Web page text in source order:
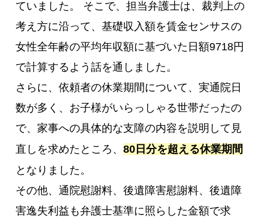
ていました。 そこで、担当弁護士は、裁判上の
考え方に沿って、基礎収入額を賃金センサスの
女性全年齢の平均年収額に基づいた日額9718円
で計算するよう話を通しました。
さらに、依頼者の休業期間について、実通院日
数が多く、お子様がいらっしゃる世帯だったの
で、家事への具体的な支障の内容を説明して見
直しを求めたところ、80日分を超える休業期間
となりました。
その他、通院慰謝料、後遺障害慰謝料、後遺障
害逸失利益も弁護士基準に照らした金額で求